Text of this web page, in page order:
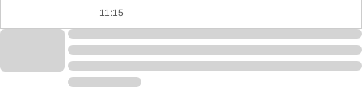
11:15